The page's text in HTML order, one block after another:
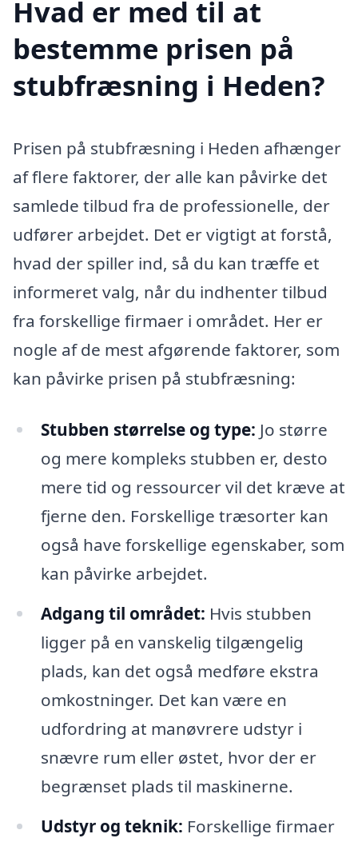
Hvad er med til at
bestemme prisen på
stubfræsning i Heden?
Prisen på stubfræsning i Heden afhænger
af flere faktorer, der alle kan påvirke det
samlede tilbud fra de professionelle, der
udfører arbejdet. Det er vigtigt at forstå,
hvad der spiller ind, så du kan træffe et
informeret valg, når du indhenter tilbud
fra forskellige firmaer i området. Her er
nogle af de mest afgørende faktorer, som
kan påvirke prisen på stubfræsning:
Stubben størrelse og type: Jo større
og mere kompleks stubben er, desto
mere tid og ressourcer vil det kræve at
fjerne den. Forskellige træsorter kan
også have forskellige egenskaber, som
kan påvirke arbejdet.
Adgang til området: Hvis stubben
ligger på en vanskelig tilgængelig
plads, kan det også medføre ekstra
omkostninger. Det kan være en
udfordring at manøvrere udstyr i
snævre rum eller østet, hvor der er
begrænset plads til maskinerne.
Udstyr og teknik: Forskellige firmaer